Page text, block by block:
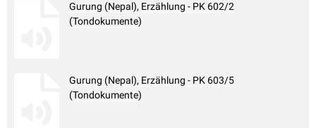
Gurung (Nepal), Erzählung - PK 602/2
(Tondokumente)
Gurung (Nepal), Erzählung - PK 603/5
(Tondokumente)